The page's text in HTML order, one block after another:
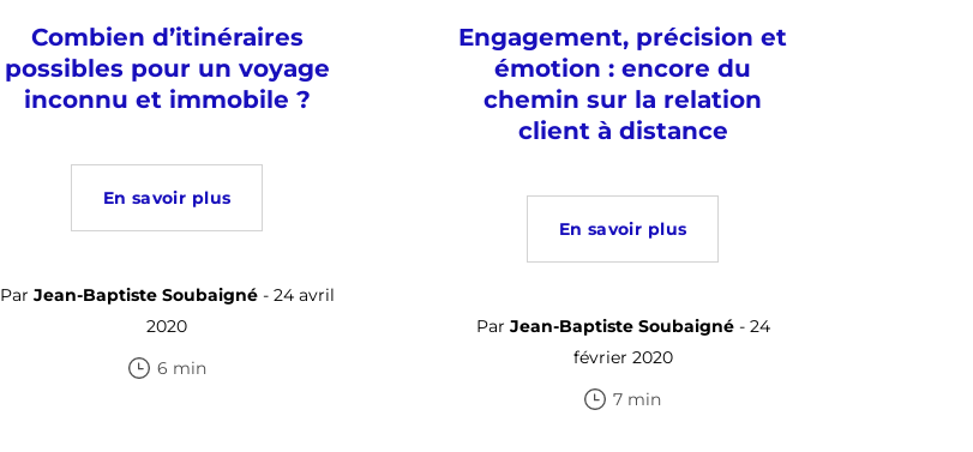
Combien d’itinéraires
possibles pour un voyage
inconnu et immobile ?
En savoir plus
Par Jean-Baptiste Soubaigné- 24 avril
2020
6 min
Engagement, précision et
émotion : encore du
chemin sur la relation
client à distance
En savoir plus
Par Jean-Baptiste Soubaigné- 24
février 2020
7 min